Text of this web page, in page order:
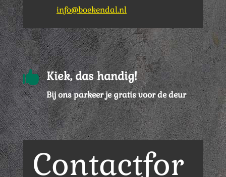
info@boekendal.nl
 Kiek, das handig!
Bij ons parkeer je gratis voor de deur
Contactfor